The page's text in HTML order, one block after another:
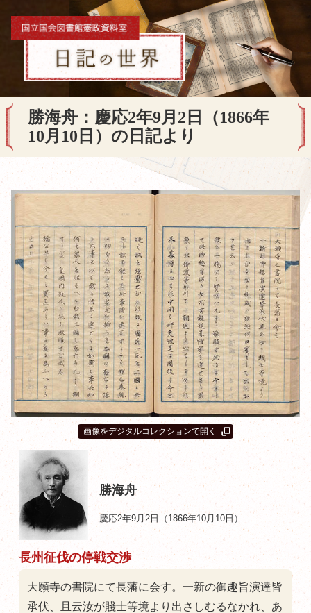
勝海舟：慶応2年9月2日（1866年
10月10日）の日記より
画像をデジタルコレクションで開く
勝海舟
慶応2年9月2日（1866年10月10日）
長州征伐の停戦交渉
大願寺の書院にて長藩に会す。一新の御趣旨演達皆
承伏、且云汝が賤士等境より出さしむるなかれ、あ